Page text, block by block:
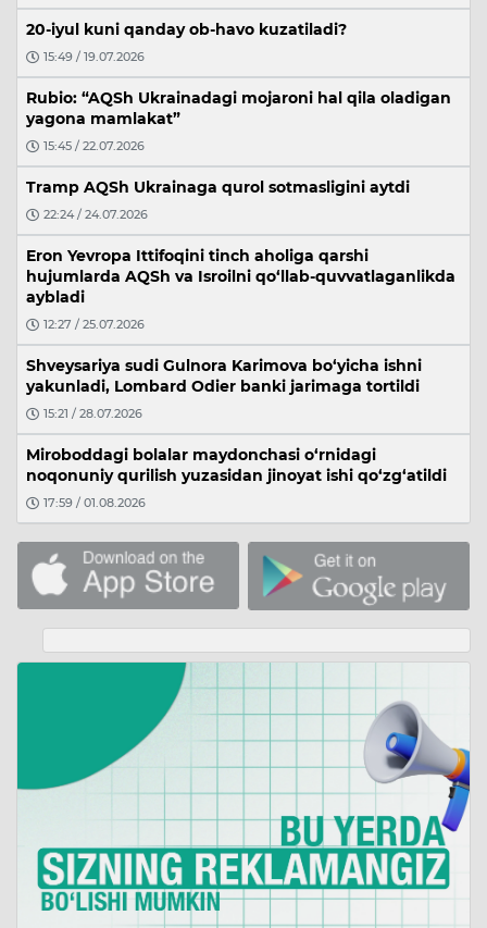
20-iyul kuni qanday ob-havo kuzatiladi?
15:49 / 19.07.2026
Rubio: “AQSh Ukrainadagi mojaroni hal qila oladigan
yagona mamlakat”
15:45 / 22.07.2026
Tramp AQSh Ukrainaga qurol sotmasligini aytdi
22:24 / 24.07.2026
Eron Yevropa Ittifoqini tinch aholiga qarshi
hujumlarda AQSh va Isroilni qo‘llab-quvvatlaganlikda
aybladi
12:27 / 25.07.2026
Shveysariya sudi Gulnora Karimova bo‘yicha ishni
yakunladi, Lombard Odier banki jarimaga tortildi
15:21 / 28.07.2026
Miroboddagi bolalar maydonchasi o‘rnidagi
noqonuniy qurilish yuzasidan jinoyat ishi qo‘zg‘atildi
17:59 / 01.08.2026